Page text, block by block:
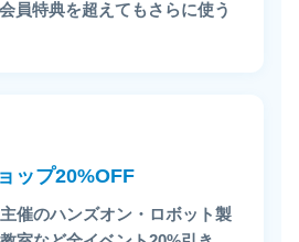
員特典を超えてもさらに使う
ップ20%OFF
催のハンズオン・ロボット製